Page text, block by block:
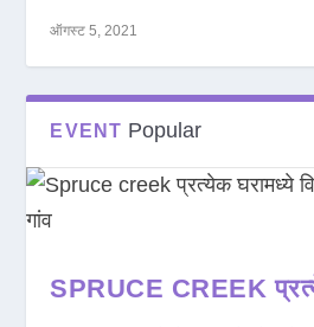
ऑगस्ट 5, 2021
EVENT Popular
SPRUCE CREEK